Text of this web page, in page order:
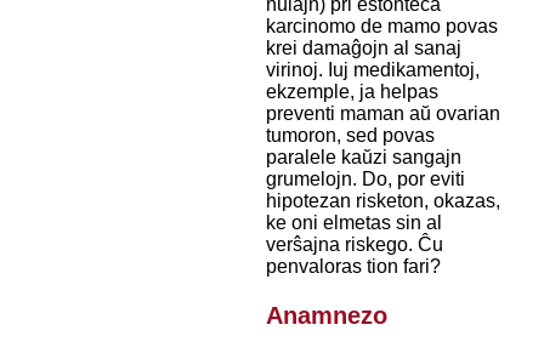
nulajn) pri estonteca
karcinomo de mamo povas
krei damaĝojn al sanaj
virinoj. Iuj medikamentoj,
ekzemple, ja helpas
preventi maman aŭ ovarian
tumoron, sed povas
paralele kaŭzi sangajn
grumelojn. Do, por eviti
hipotezan risketon, okazas,
ke oni elmetas sin al
verŝajna riskego. Ĉu
penvaloras tion fari?
Anamnezo